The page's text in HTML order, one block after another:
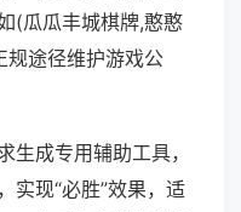
(瓜瓜丰城棋牌,憨憨
规途径维护游戏公
生成专用辅助工具，
实现“必胜”效果，适